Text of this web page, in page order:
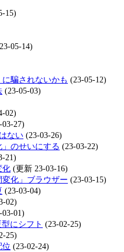
15)
05-14)
に騙されないかも (23-05-12)
(23-05-03)
02)
03-27)
ない (23-03-26)
のせいにする (23-03-22)
21)
化 (更新 23-03-16)
変化」ブラウザー (23-03-15)
(23-03-04)
02)
01)
にシフト (23-02-25)
25)
位 (23-02-24)